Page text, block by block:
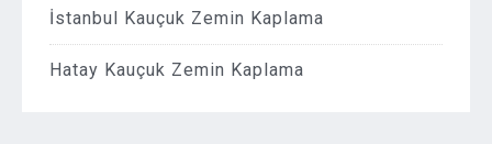
İstanbul Kauçuk Zemin Kaplama
Hatay Kauçuk Zemin Kaplama